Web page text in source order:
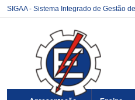
SIGAA - Sistema Integrado de Gestão